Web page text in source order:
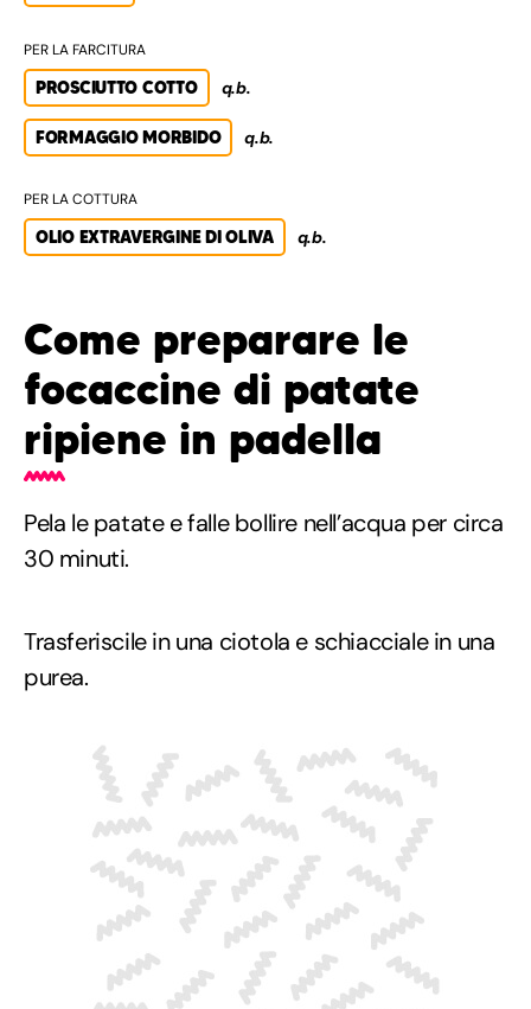
PER LA FARCITURA
PROSCIUTTO COTTO q.b.
FORMAGGIO MORBIDO q.b.
PER LA COTTURA
OLIO EXTRAVERGINE DI OLIVA q.b.
Come preparare le
focaccine di patate
ripiene in padella
Pela le patate e falle bollire nell’acqua per circa
30 minuti.
Trasferiscile in una ciotola e schiacciale in una
purea.